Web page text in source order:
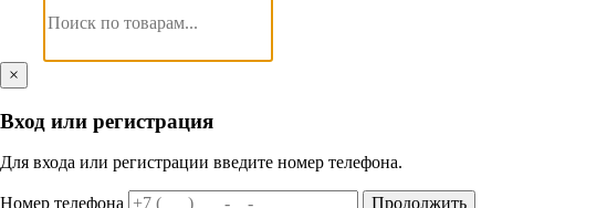
×
Вход или регистрация
Для входа или регистрации введите номер телефона.
Номер телефона Продолжить